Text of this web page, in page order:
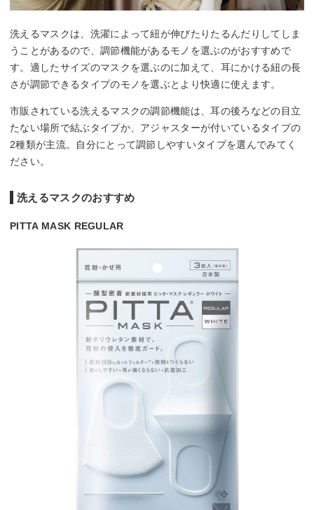
洗えるマスクは、洗濯によって紐が伸びたりたるんだりしてしま
うことがあるので、調節機能があるモノを選ぶのがおすすめで
す。適したサイズのマスクを選ぶのに加えて、耳にかける紐の長
さが調節できるタイプのモノを選ぶとより快適に使えます。
市販されている洗えるマスクの調節機能は、耳の後ろなどの目立
たない場所で結ぶタイプか、アジャスターが付いているタイプの
2種類が主流。自分にとって調節しやすいタイプを選んでみてく
ださい。
洗えるマスクのおすすめ
PITTA MASK REGULAR